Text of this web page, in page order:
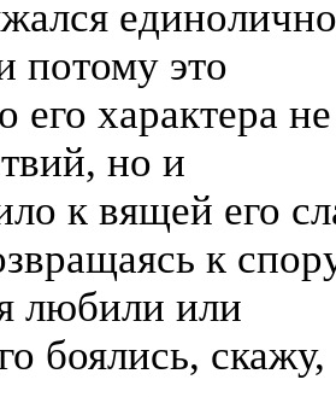
потому это
его характера
но и
к вящей его
к
любили или
боялись,